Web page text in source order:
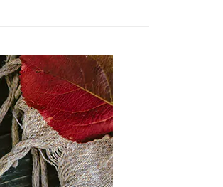
額度不足之情形，本公司將視審查
資訊註冊。若發現惡意使用之情
該用戶之使用額度並採取法律行